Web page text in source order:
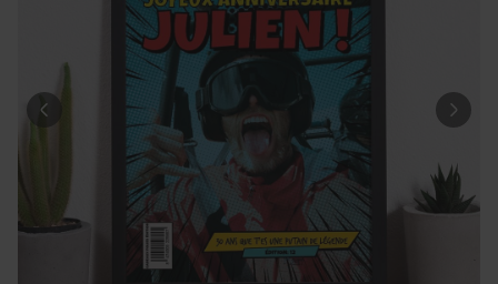
Personnalisable
Poster photo personnalisé
avec texte
plus de 400
exemplaires
29,99 €
Personnalisable
Chaussettes personnalisées
avec votre animal de
compagnie
19,99 €